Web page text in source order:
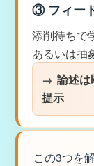
③ フィー
添削待ちで
あるいは抽
論述は
提示
この3つを